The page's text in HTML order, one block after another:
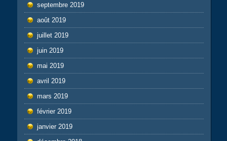
septembre 2019
août 2019
juillet 2019
juin 2019
mai 2019
avril 2019
mars 2019
février 2019
janvier 2019